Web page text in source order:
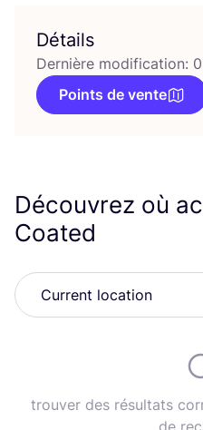
Détails
Dernière modification:
Points de vente
Découvrez où
Coated
trouver des résultats
de